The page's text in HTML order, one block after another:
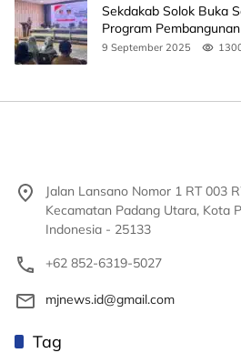
Sekdakab Solok Buka
Program
Pendidikan
9 September 2025
Jalan Lansano Nomor 1 RT 003
Kecamatan Padang Utara, Kota
Indonesia - 25133
+62 852-6319-5027
mjnews.id@gmail.com
Tag